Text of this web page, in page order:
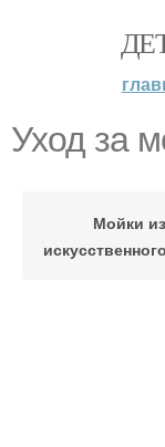
Уход за
Мойки из